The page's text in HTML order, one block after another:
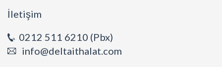
İletişim
0212 511 6210 (Pbx)
info@deltaithalat.com